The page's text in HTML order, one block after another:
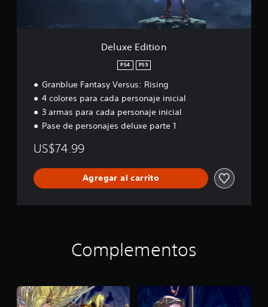
Deluxe Edition
PS4 PS5
Granblue Fantasy Versus: Rising
4 colores para cada personaje inicial
3 armas para cada personaje inicial
Pase de personajes deluxe parte 1
US$74.99
Agregar al carrito
Complementos